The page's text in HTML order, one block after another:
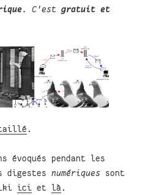
. C'estgratuit et
.
évoqués pendant les
digestesnumériques sont
ici et là .